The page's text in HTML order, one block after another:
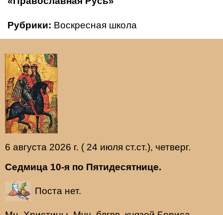
Рубрики: Воскресная школа
6 августа 2026 г. ( 24 июля ст.ст.), четверг.
Седмица 10-я по Пятидесятнице.
Поста нет.